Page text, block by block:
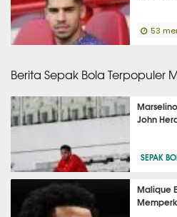
53
Berita Sepak Bola Terpopuler
John
SEPAK
Malique